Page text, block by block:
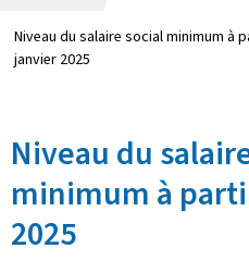
u
e
i
Niveau du salaire social minimum à
janvier 2025
Niveau du
minimum à
2025